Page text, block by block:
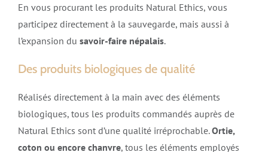
En vous procurant les produits Natural Ethics, vous
participez directement à la sauvegarde, mais aussi à
l’expansion du savoir-faire népalais.
Des produits biologiques de qualité
Réalisés directement à la main avec des éléments
biologiques, tous les produits commandés auprès de
Natural Ethics sont d’une qualité irréprochable.Ortie,
coton ou encore chanvre, tous les éléments employés